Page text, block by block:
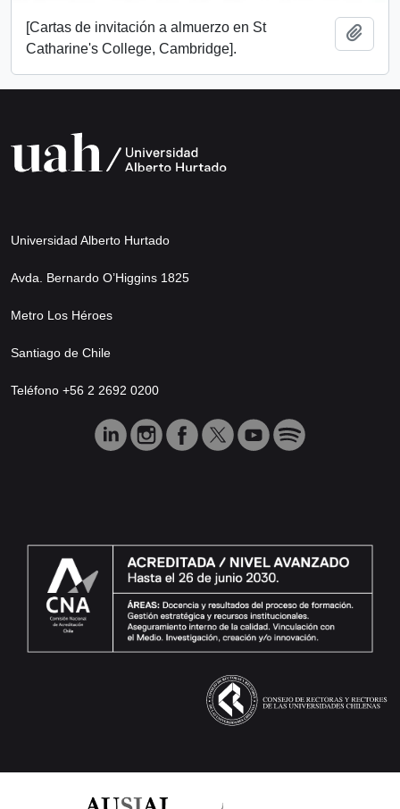
[Cartas de invitación a almuerzo en St
Catharine's College, Cambridge].
Universidad Alberto Hurtado
Avda. Bernardo O’Higgins 1825
Metro Los Héroes
Santiago de Chile
Teléfono +56 2 2692 0200